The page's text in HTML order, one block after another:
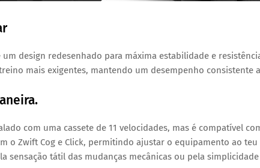
um design redesenhado para máxima estabilidade e
mais exigentes, mantendo um desempenho consistente
com uma cassete de 11 velocidades, mas é compatível
o Zwift Cog e Click, permitindo ajustar o equipamento ao
sensação tátil das mudanças mecânicas ou pela